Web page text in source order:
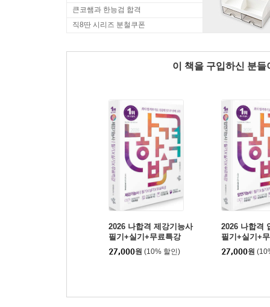
큰코쌤과 한능검 합격
직8딴 시리즈 분철쿠폰
이 책을 구입하신 분
2026 나합격 제강기능사
필기+실기+무료특강
27,000원 (10% 할인)
2026 나합격
필기+실기+
27,000원